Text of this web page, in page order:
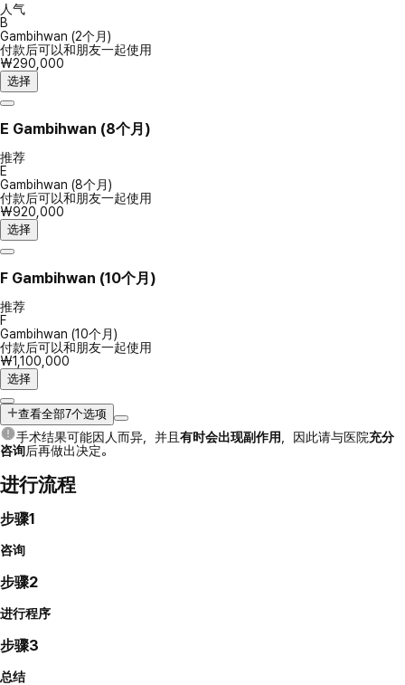
人气
B
Gambihwan (2个月)
付款后可以和朋友一起使用
₩290,000
选择
E Gambihwan (8个月)
推荐
E
Gambihwan (8个月)
付款后可以和朋友一起使用
₩920,000
选择
F Gambihwan (10个月)
推荐
F
Gambihwan (10个月)
付款后可以和朋友一起使用
₩1,100,000
选择
查看全部7个选项
手术结果可能因人而异，并且 有时会出现副作用 ，因此请与医院充分
咨询后再做出决定。
进行流程
步骤1
咨询
步骤2
进行程序
步骤3
总结